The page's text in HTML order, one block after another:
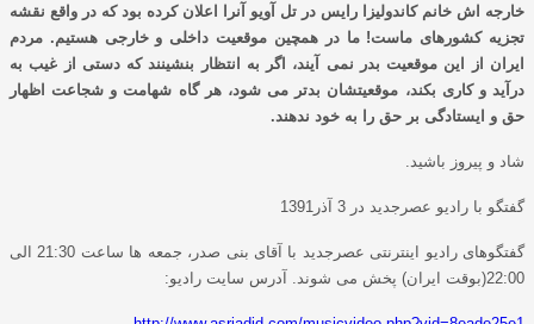
خارجه اش خانم کاندولیزا رایس در تل آویو آنرا اعلان کرده بود که در واقع نقشه
تجزیه کشورهای ماست! ما در همچین موقعیت داخلی و خارجی هستیم. مردم
ایران از این موقعیت بدر نمی آیند، اگر به انتظار بنشینند که دستی از غیب به
درآید و کاری بکند، موقعیتشان بدتر می شود، هر گاه شهامت و شجاعت اظهار
حق و ایستادگی بر حق را به خود ندهند.
شاد و پیروز باشید.
گفتگو با رادیو عصرجدید در 3 آذر1391
گفتگوهای رادیو اینترنتی عصرجدید با آقای بنی صدر، جمعه ها ساعت 21:30 الی
22:00(بوقت ایران) پخش می شوند. آدرس سایت رادیو: